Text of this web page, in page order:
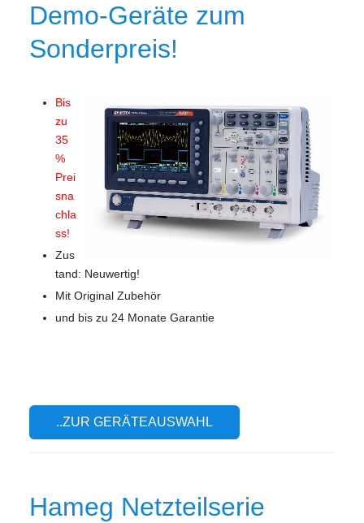
Demo-Geräte zum
Sonderpreis!
Bis
zu
35
%
Prei
sna
chla
ss!
Zus
tand: Neuwertig!
Mit Original Zubehör
und bis zu 24 Monate Garantie
..ZUR GERÄTEAUSWAHL
Hameg Netzteilserie